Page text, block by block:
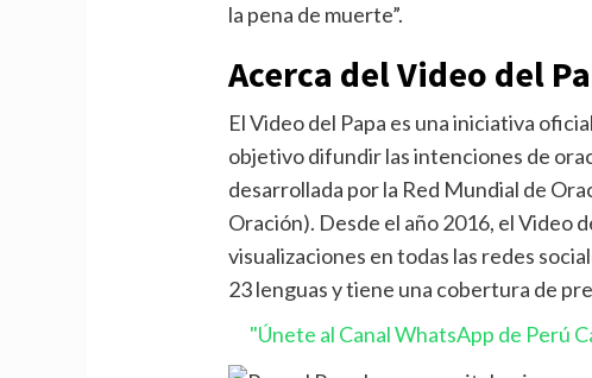
la pena de muerte”.
Acerca del Video del
El Video del Papa es una iniciativa
objetivo difundir las intenciones de
desarrollada por la Red Mundial de
Oración). Desde el año 2016, el Video
visualizaciones en todas las redes
23 lenguas y tiene una cobertura de
"Únete al Canal WhatsApp de Perú